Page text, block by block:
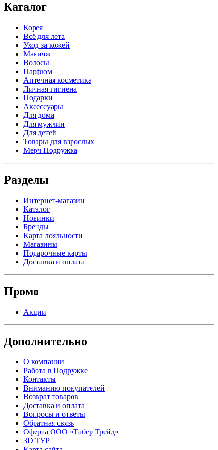
Каталог
Корея
Всё для лета
Уход за кожей
Макияж
Волосы
Парфюм
Аптечная косметика
Личная гигиена
Подарки
Аксессуары
Для дома
Для мужчин
Для детей
Товары для взрослых
Мерч Подружка
Разделы
Интернет-магазин
Каталог
Новинки
Бренды
Карта лояльности
Магазины
Подарочные карты
Доставка и оплата
Промо
Акции
Дополнительно
О компании
Работа в Подружке
Контакты
Вниманию покупателей
Возврат товаров
Доставка и оплата
Вопросы и ответы
Обратная связь
Оферта ООО «Табер Трейд»
3D ТУР